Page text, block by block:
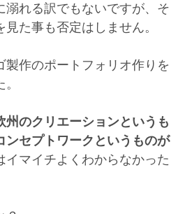
溺れる訳でもないですが、そ
た事も否定はしません。
製作のポートフォリオ作りを
州のクリエーションというも
ンセプトワークというものが
イマイチよくわからなかった